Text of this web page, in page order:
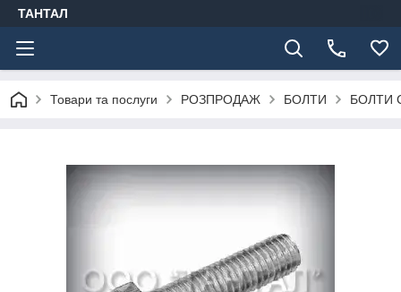
ТАНТАЛ
Товари та послуги РОЗПРОДАЖ БОЛТИ БОЛТИ